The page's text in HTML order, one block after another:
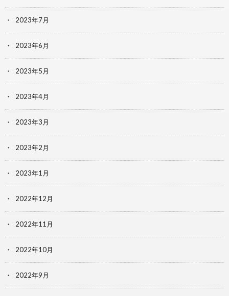
2023年7月
2023年6月
2023年5月
2023年4月
2023年3月
2023年2月
2023年1月
2022年12月
2022年11月
2022年10月
2022年9月